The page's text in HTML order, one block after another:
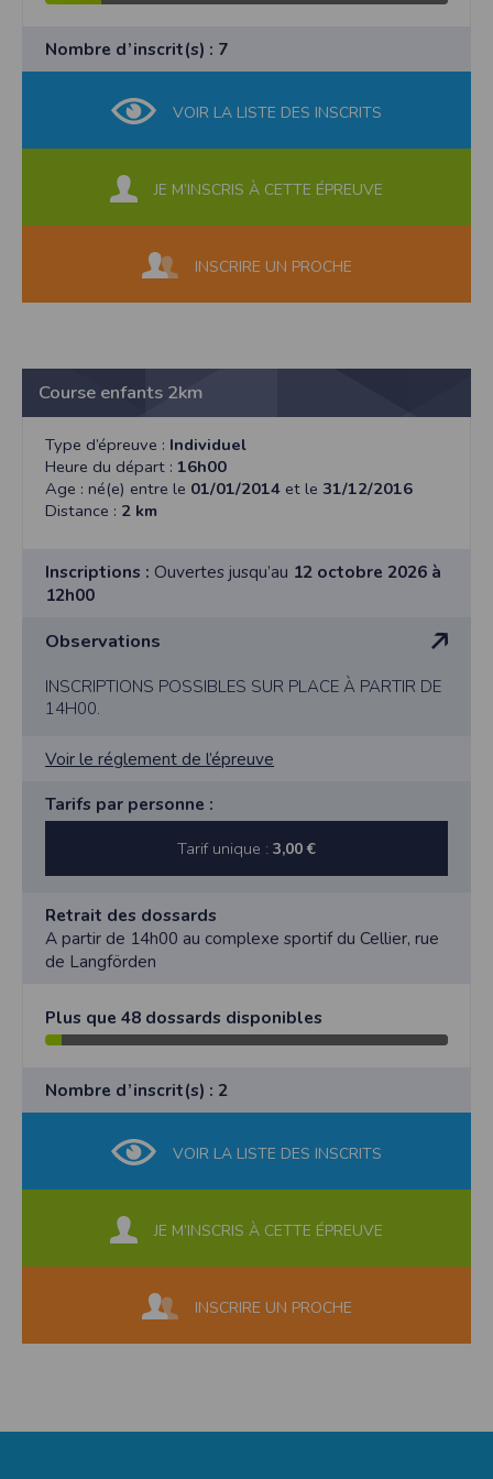
Nombre d’inscrit(s) : 7
VOIR LA LISTE DES INSCRITS
JE M’INSCRIS À CETTE ÉPREUVE
INSCRIRE UN PROCHE
Course enfants 2km
Type d’épreuve : Individuel
Heure du départ : 16h00
Age : né(e) entre le 01/01/2014 et le 31/12/2016
Distance : 2 km
Inscriptions : Ouvertes jusqu’au 12 octobre 2026 à
12h00
Observations
INSCRIPTIONS POSSIBLES SUR PLACE À PARTIR DE
14H00.
Voir le réglement de l’épreuve
Tarifs par personne :
Tarif unique : 3,00 €
Retrait des dossards
A partir de 14h00 au complexe sportif du Cellier, rue
de Langförden
Plus que 48 dossards disponibles
Nombre d’inscrit(s) : 2
VOIR LA LISTE DES INSCRITS
JE M’INSCRIS À CETTE ÉPREUVE
INSCRIRE UN PROCHE